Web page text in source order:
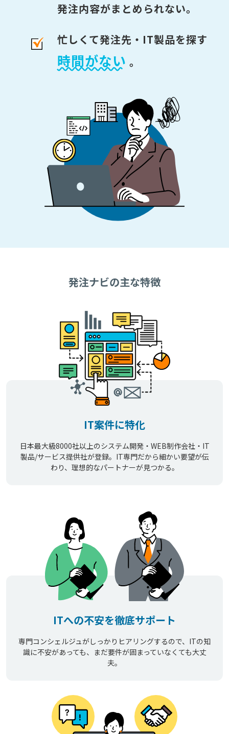
発注内容がまとめられない。
忙しくて発注先・IT製品を探す
時間がない 。
発注ナビの主な特徴
IT案件に特化
日本最大級8000社以上のシステム開発・WEB制作会社・IT
製品/サービス提供社が登録。IT専門だから細かい要望が伝
わり、理想的なパートナーが見つかる。
ITへの不安を徹底サポート
専門コンシェルジュがしっかりヒアリングするので、ITの知
識に不安があっても、まだ要件が固まっていなくても大丈
夫。